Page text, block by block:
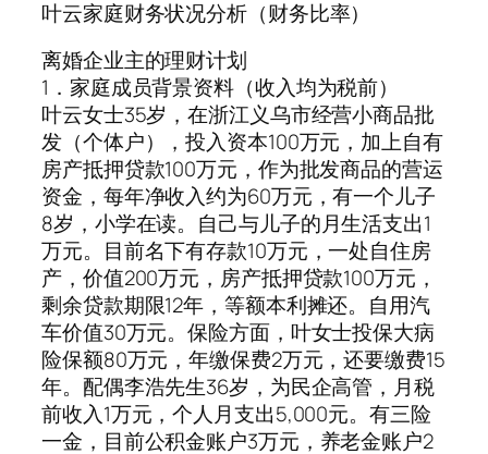
叶云家庭财务状况分析（财务比率）
离婚企业主的理财计划
1．家庭成员背景资料（收入均为税前）
叶云女士35岁，在浙江义乌市经营小商品批
发（个体户），投入资本100万元，加上自有
房产抵押贷款100万元，作为批发商品的营运
资金，每年净收入约为60万元，有一个儿子
8岁，小学在读。自己与儿子的月生活支出1
万元。目前名下有存款10万元，一处自住房
产，价值200万元，房产抵押贷款100万元，
剩余贷款期限12年，等额本利摊还。自用汽
车价值30万元。保险方面，叶女士投保大病
险保额80万元，年缴保费2万元，还要缴费15
年。配偶李浩先生36岁，为民企高管，月税
前收入1万元，个人月支出5,000元。有三险
一金，目前公积金账户3万元，养老金账户2